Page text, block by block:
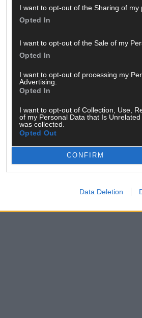
I want to opt-out of the Sharing of my
Opted In
I want to opt-out of the Sale of my
Opted In
I want to opt-out of processing my
Advertising.
Opted In
I want to opt-out of Collection, Use,
of my Personal Data that Is
was collected.
Opted Out
CONFIRM
Data Deletion